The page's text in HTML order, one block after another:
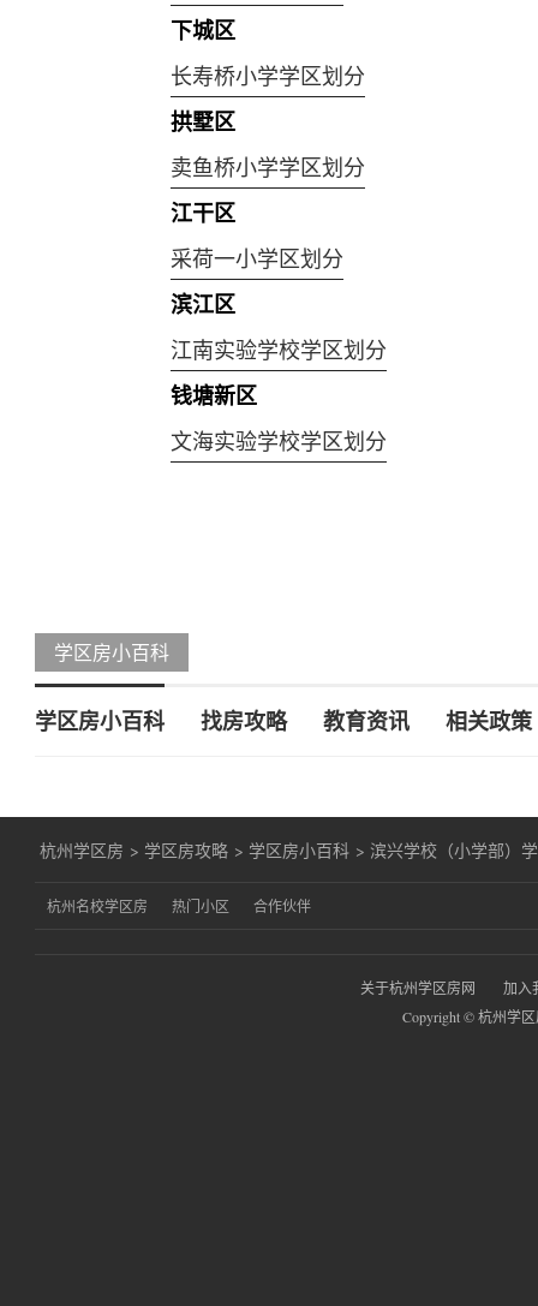
下城区
长寿桥小学学区划分
拱墅区
卖鱼桥小学学区划分
江干区
采荷一小学区划分
滨江区
江南实验学校学区划分
钱塘新区
文海实验学校学区划分
学区房小百科
学区房小百科 找房攻略 教育资讯 相关政策
杭州学区房 > 学区房攻略 > 学区房小百科 > 滨兴学校（小学部）
杭州名校学区房 热门小区 合作伙伴
关于杭州学区房网
加入
Copyright © 杭州学